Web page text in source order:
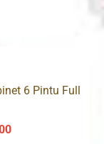
6 Pintu Full
Current